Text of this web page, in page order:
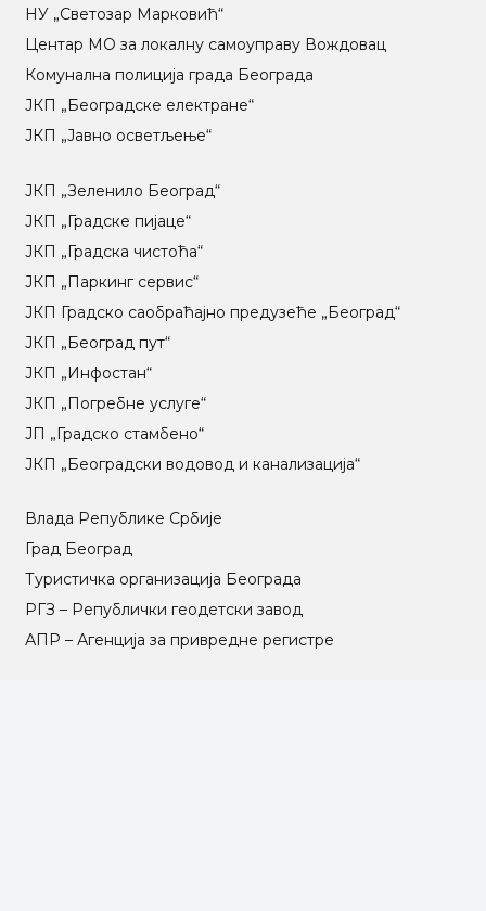
НУ „Светозар Марковић“
Центар МO за локалну самоуправу Вождовац
Комунална полиција града Београда
ЈКП „Београдске електране“
ЈКП „Јавно осветљење“
ЈКП „Зеленило Београд“
ЈКП „Градске пијаце“
ЈКП „Градска чистоћа“
ЈКП „Паркинг сервис“
ЈКП Градско саобраћајно предузеће „Београд“
ЈКП „Београд пут“
ЈКП „Инфостан“
ЈКП „Погребне услуге“
ЈП „Градско стамбено“
ЈКП „Београдски водовод и канализација“
Влада Републике Србије
Град Београд
Туристичка организација Београда
РГЗ – Републички геодетски завод
АПР – Агенција за привредне регистре